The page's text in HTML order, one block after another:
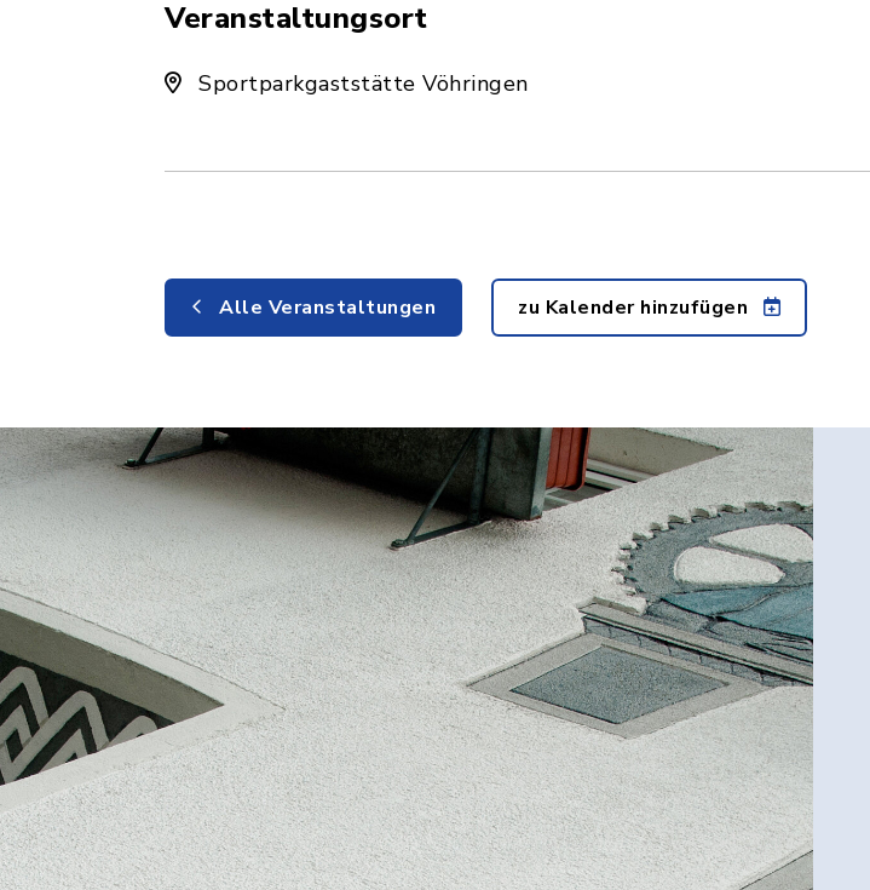
Veranstaltungsort
Sportparkgaststätte Vöhringen
Alle Veranstaltungen zu Kalender hinzufügen